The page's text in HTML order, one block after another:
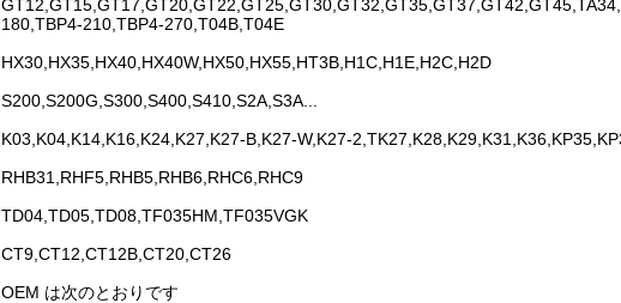
180,TBP4-210,TBP4-270,T04B,T04E
HX30,HX35,HX40,HX40W,HX50,HX55,HT3B,H1C,H1E,H2C,H2D
S200,S200G,S300,S400,S410,S2A,S3A...
K03,K04,K14,K16,K24,K27,K27-B,K27-W,K27-
RHB31,RHF5,RHB5,RHB6,RHC6,RHC9
TD04,TD05,TD08,TF035HM,TF035VGK
CT9,CT12,CT12B,CT20,CT26
OEM は次のとおりです